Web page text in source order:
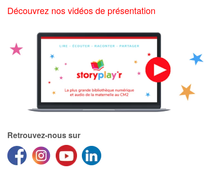
Découvrez nos vidéos de présentation
Retrouvez-nous sur